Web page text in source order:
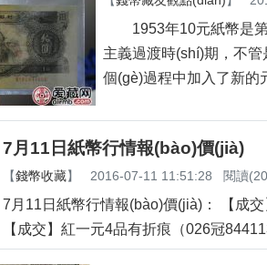
1953年10元紙幣是第二
主義過渡時(shí)期，不
個(gè)過程中加入了新的
7月11日紙幣行情報(bào)價(jià)
【錢幣收藏】 2016-07-11 11:51:28 閱讀
7月11日紙幣行情報(bào)價(jià)： 【成交
【成交】紅一元4品有折痕（026冠